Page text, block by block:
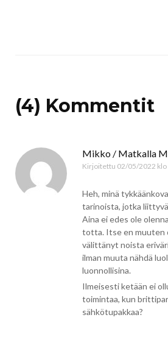
(4) Kommentit
Mikko / Matkalla
Kirjoitettu 02/05/2022 klo
Heh, minä
tarinoista, jotka
Aina ei edes ole
totta. Itse en muuten
välittänyt noista
ilman muuta nähdä
luonnollisina.
Ilmeisesti ketään ei
toimintaa, kun
sähkötupakkaa?